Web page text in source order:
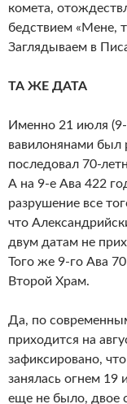
комета,
бедствием «Мене,
Заглядываем в
ТА ЖЕ ДАТА
Именно 21 июля (9-
вавилонянами был
последовал 70-
А на 9-е Ава 422
разрушение все
что
двум датам не
Того же 9-го Ава
Второй Храм.
Да, по
приходится на
зафиксировано,
занялась огнем
еще не было, двое